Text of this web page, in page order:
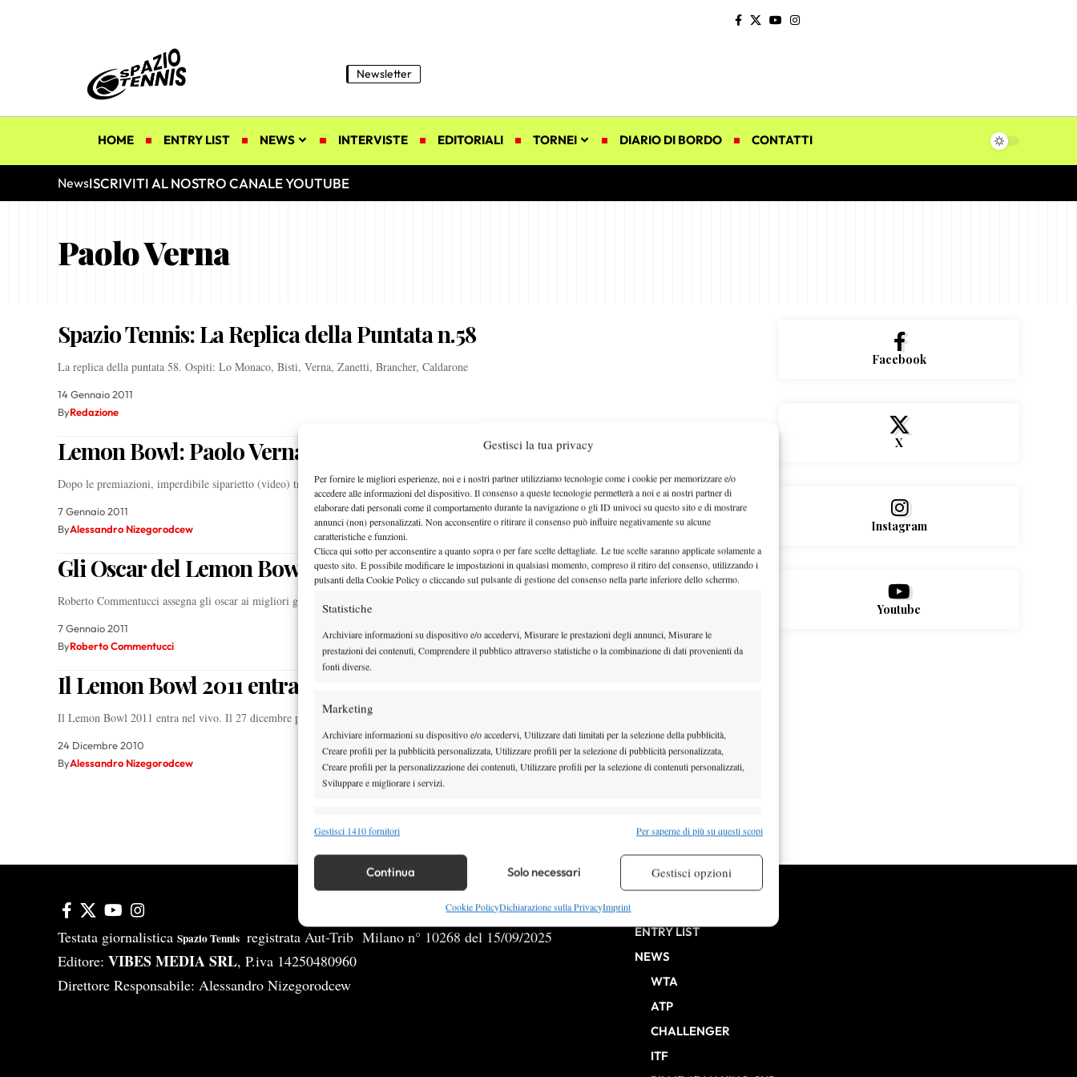
Gestisci la tua privacy
Per fornire le migliori esperienze, noi e i nostri partner utilizziamo tecnologie come i cookie per memorizzare e/o
accedere alle informazioni del dispositivo. Il consenso a queste tecnologie permetterà a noi e ai nostri partner di
elaborare dati personali come il comportamento durante la navigazione o gli ID univoci su questo sito e di mostrare
annunci (non) personalizzati. Non acconsentire o ritirare il consenso può influire negativamente su alcune
caratteristiche e funzioni.
Clicca qui sotto per acconsentire a quanto sopra o per fare scelte dettagliate. Le tue scelte saranno applicate solamente a
questo sito. È possibile modificare le impostazioni in qualsiasi momento, compreso il ritiro del consenso, utilizzando i
pulsanti della Cookie Policy o cliccando sul pulsante di gestione del consenso nella parte inferiore dello schermo.
Statistiche
Archiviare informazioni su dispositivo e/o accedervi, Misurare le prestazioni degli annunci, Misurare le
prestazioni dei contenuti, Comprendere il pubblico attraverso statistiche o la combinazione di dati provenienti da
fonti diverse.
Marketing
Archiviare informazioni su dispositivo e/o accedervi, Utilizzare dati limitati per la selezione della pubblicità,
Creare profili per la pubblicità personalizzata, Utilizzare profili per la selezione di pubblicità personalizzata,
Creare profili per la personalizzazione dei contenuti, Utilizzare profili per la selezione di contenuti personalizzati,
Sviluppare e migliorare i servizi.
Funzionalità
Identificare i dispositivi in base alle informazioni trasmesse automaticamente.
Garantire la sicurezza, prevenire e rilevare frodi, correggere errori,
Erogare e presentare pubblicità e contenuto, Salvare e comunicare le
Sempre attivo
Gestisci 1410 fornitori Per saperne di più su questi scopi
Continua Solo necessari Gestisci opzioni
Cookie PolicyDichiarazione sulla PrivacyImprint
Newsletter
HOME ENTRY LIST NEWS INTERVISTE EDITORIALI TORNEI DIARIO DI BORDO CONTATTI
NewsISCRIVITI AL NOSTRO CANALE YOUTUBE
Paolo Verna
Spazio Tennis: La Replica della Puntata n.58
La replica della puntata 58. Ospiti: Lo Monaco, Bisti, Verna, Zanetti, Brancher, Caldarone
14 Gennaio 2011
ByRedazione
Lemon Bowl: Paolo Verna e Martina Digiu
Dopo le premiazioni, imperdibile siparietto (video) tra Paolo Verna e la tre volte campionessa…
7 Gennaio 2011
ByAlessandro Nizegorodcew
Gli Oscar del Lemon Bowl 2011
Roberto Commentucci assegna gli oscar ai migliori giocatori (e non solo) del Lemon Bowl…
7 Gennaio 2011
ByRoberto Commentucci
Il Lemon Bowl 2011 entra nel vivo
Il Lemon Bowl 2011 entra nel vivo. Il 27 dicembre partiranno le qualificazioni e…
24 Dicembre 2010
ByAlessandro Nizegorodcew
Facebook
X
Instagram
Youtube
Testata giornalistica Spazio Tennis registrata Aut-Trib Milano n° 10268 del 15/09/2025
Editore: VIBES MEDIA SRL, P.iva 14250480960
Direttore Responsabile: Alessandro Nizegorodcew
ENTRY LIST
NEWS
WTA
ATP
CHALLENGER
ITF